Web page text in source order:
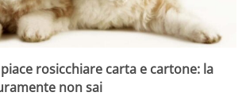
rosicchiare carta e cartone: la
non sai